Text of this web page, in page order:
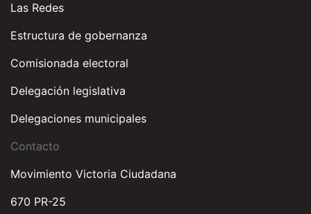
Las Redes
Estructura de gobernanza
Comisionada electoral
Delegación legislativa
Delegaciones municipales
Contacto
Movimiento Victoria Ciudadana
670 PR-25